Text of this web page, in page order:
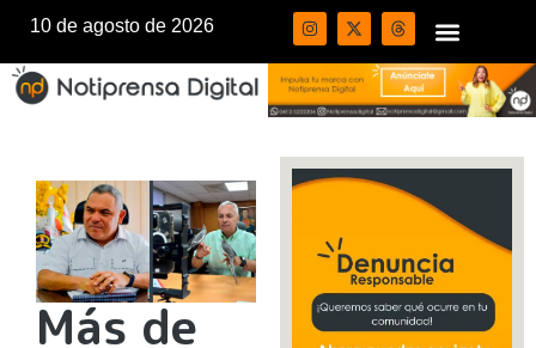
10 de agosto de 2026
Más de